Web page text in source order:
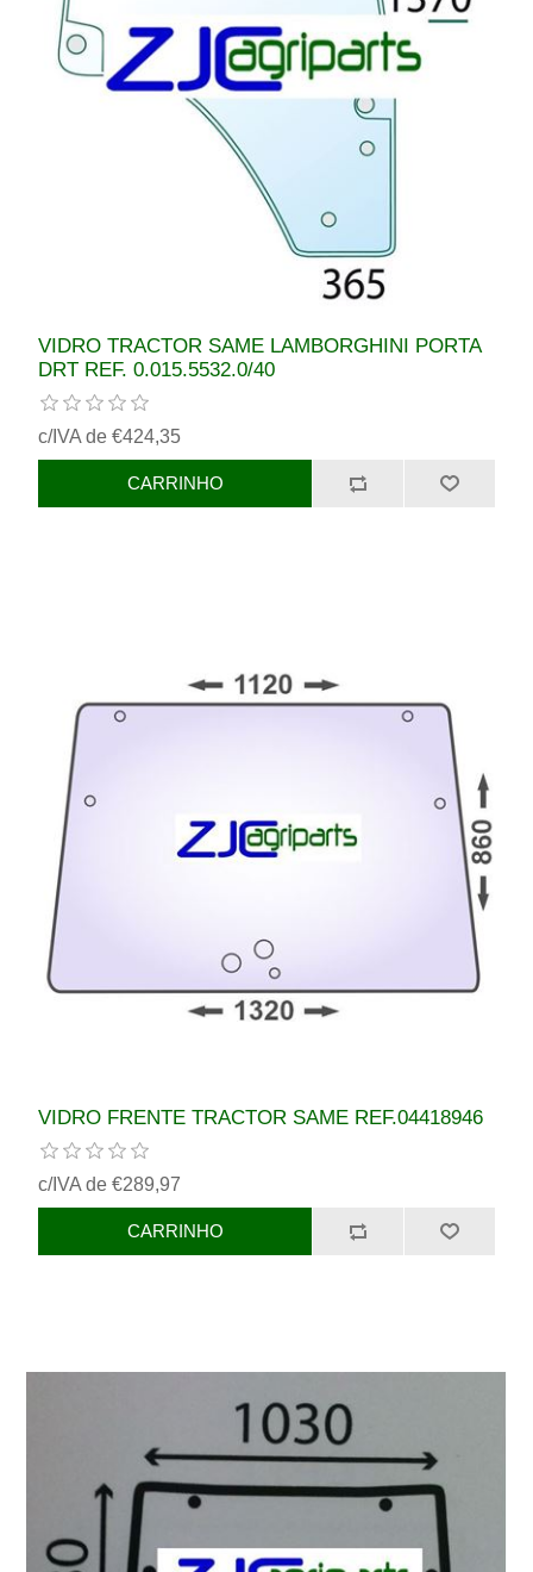
VIDRO TRACTOR SAME LAMBORGHINI PORTA
DRT REF. 0.015.5532.0/40
c/IVA de €424,35
VIDRO FRENTE TRACTOR SAME REF.04418946
c/IVA de €289,97